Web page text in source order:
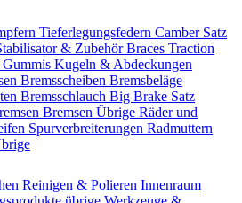
Tieferlegungsfedern Camber Satz
& ZubehörBraces Traction
Gummis Kugeln & Abdeckungen
Bremsscheiben Bremsbeläge
Bremsschlauch Big Brake Satz
Bremsen Übrige Räder und
Spurverbreiterungen Radmuttern
Reinigen & Polieren Innenraum